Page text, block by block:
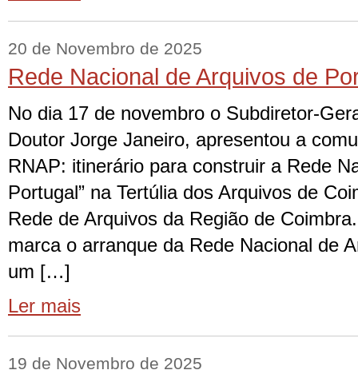
20 de Novembro de 2025
Rede Nacional de Arquivos de
No dia 17 de novembro o Subdiretor-
Doutor Jorge Janeiro, apresentou a
RNAP: itinerário para construir a Rede
Portugal” na Tertúlia dos Arquivos de
Rede de Arquivos da Região de
marca o arranque da Rede Nacional de
um […]
Ler mais
19 de Novembro de 2025